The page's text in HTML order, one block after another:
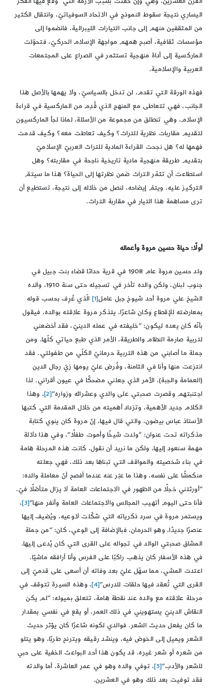
اليساري نتيجة سقوط النموذج في الاتحاد السوفياتيّ، وانتقال الكثير
من المثقفين منهم إلى جانب التيارات الليبرالية، فانضموا إلى
مؤسسات ثقافية، أصبح همهم مواجهة الإسلام الحركيّ، فتحوّلت
الماركسية إلى أداة منهجية تستثمر في الصراع على المجتمعات
العربية والإسلامية.
فهذه الورقة التي تقدم، لن تدخل بالسياسيّ، ولا يهمها بالأصل هذا
الجانب، فهي تتعاطى مع المنهج الذي قُدِم من الماركسية في قراءة
الإسلام، وهي تنطلق من مجموعة من الأسئلة، لماذا لجأ الماركسيون
لتقديم مقاربات نظرية للتراث؟ وكيف تعاطت معه؟ وكيف قدمت
فهمها له؟ هل نجحت القراءة المادية للتراث العربيّ الإسلاميّ
بتقديم طريقة منهجية مادية تاريخية ناجحة في مقاربته؟ وهل
استطاعت أن تثمّر التراث ضمن نظرتها إلى الحياة؟ هذا ما سيتمّ
التركيز عليه، ويتمّ إيضاحه، لنصل من خلاله إلى نتيجة، تستطيع أن
ترى مساهمة هذا التيار في مقاربة التراث.
أولًا: حياة حسين مروة وأعماله
ولد حسين مروة عام 1908 في قرية حداثا قضاء بنت جبيل في
جنوب لبنان، ولكن والده تأخر في تسجيله حتى سنة 1910، والده
الشيخ علي مروة أحد شيوخ جبل عامل[1]
الّذي عُرِف بحسب قوله
بمعارضته للإقطاع وكان شاعرًا، يتذكر مروة علاقته بوالده، فيقول
بأنّه كان يعده ليكون: “خليفته في عمله الدينيّ، فقد أخضعني
لتربية صارمة النظام والطريقة، الأمر الذي طبع حياتي كلّها. ومن
جملة ما أصابني من هذه التربية حرمانيّ الكلّي من طفولتي. فقد
انتزعت منها وأنا في الثامنة، وفُرض عليّ يومها زيّ رجال الدين
(العمامة والجبة)، الأمر الذي جعلني مضحكًا في عيون أقراني. لذا
اجتنبتهم وقصرت صحبتي على والدي وعشرائه وزواره”[2]
، وهذا
الكلام جديد الأهمية، وتزداد أهميته من خلال المقدمة التي كتبها
الأستاذ عباس بيضون، والتي قال فيها، إنّ مروة كان ينوي كتابة
مذكراته تحت عنوان: “ولدت شيخًا وأموت طفلًا”، وفي هذا دلالة
مهمة سنعود إليها، ولكن ما نريد أن نقول، كانت هذه المرحلة هامة
في بناء شخصيته والمواقف التي تبناها بعد ذلك، فهي جعلته
منكمشًا على نفسه، وهذا ما عبّر عنه عندما أفصح أنّ معاملة والده:
“أورثتني خجلًا من الظهور في الاجتماعات العامة لا يزال متأصّلًا فيّ.
فأنا حتى اليوم أتهيب المجالس والاجتماعات العامة وأنفر منها”[3]
،
ويستمر مروة في سرد ذكرياته التي شكّلت لاوعيه، ويُضيف إليها
عنصرًا جديدًا، وهو الحرمان، فبالإضافة إلى الوعي، كان: “من جملة
المشاق صحبتي الوالد في تجواله على القرى التي كان يُدعى إليها.
في هذه الأسفار كان يذهب راكبًا على الفرس وأنا أرافقه ماشيًا.
اعتدت المشي، مما سهّل عليّ بعد وفاته أن أسعى على قدميّ إلى
القرى التي تُعقد فيها حلقات للدرس”[4]
، وهذه السيرة تتوقف في
مرحلة علاقته مع والده عند نقطة هامة، تتعلق بميوله: “لم يكن
النقاش الدينيّ يستهويني في ذلك العمر، أو يقع في نفسي بمقدار
ما كان يفعل حديث الشعر. فوالدي لكونه شاعرًا كان يؤثر حديث
الشعر ويميل إلى الخوض فيه، وينشد رقيقه ويترنح طربًا، وهو يتلو
من شعره أو شعر غيره. قد يكون هذا أحد البواعث الخفية على حبي
للشعر والأدب”[5]
، توفي والده وهو في عمر العاشرة، أما والدته
فقد توفيت بعد ذلك وهو في العشرين.